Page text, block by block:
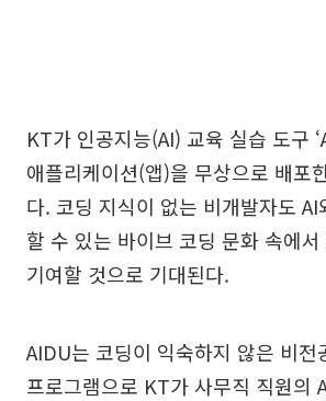
KT가 인공지능(AI) 교육 실습 도구
애플리케이션(앱)을 무상으로 배포
다. 코딩 지식이 없는 비개발자도 AI
할 수 있는 바이브 코딩 문화 속에
기여할 것으로 기대된다.
AIDU는 코딩이 익숙하지 않은 비전
프로그램으로 KT가 사무직 직원의